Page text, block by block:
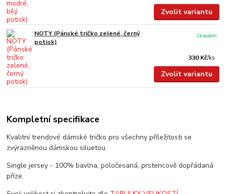
Zvolit variantu
NOTY (Pánské tričko zelené, černý
potisk)
330 Kč/ks
Skladem
Zvolit variantu
Kompletní specifikace
Kvalitní trendové dámské tričko pro všechny příležitosti se
zvýrazněnou dámskou siluetou.
Single jersey - 100% bavlna, poločesaná, prstencově dopřádaná
příze.